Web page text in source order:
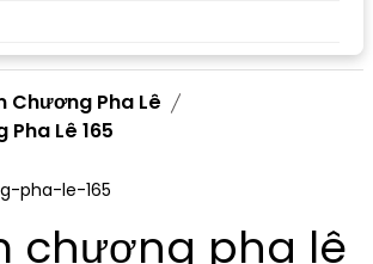
Chương Pha Lê
Pha Lê 165
chương pha lê